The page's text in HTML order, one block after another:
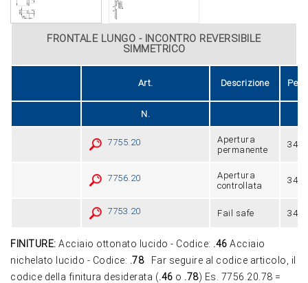
FRONTALE LUNGO - INCONTRO REVERSIBILE
SIMMETRICO
Art. Descrizione
N.
7755.20
Apertura
permanente
340
7756.20
Apertura
controllata
340
7753.20 Fail safe 340
FINITURE: Acciaio ottonato lucido - Codice: .46 Acciaio
nichelato lucido - Codice: .78Far seguire al codice articolo, il
codice della finitura desiderata (.46 o .78) Es. 7756.20.78 =